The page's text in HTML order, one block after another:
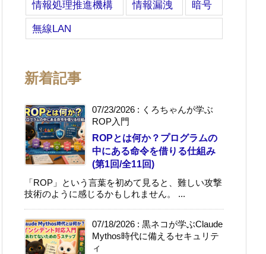
情報処理推進機構
情報漏洩
暗号
無線LAN
新着記事
07/23/2026 : くろちゃんが学ぶ
ROP入門
ROPとは何か？プログラムの
中にある命令を借りる仕組み
(第1回/全11回)
「ROP」という言葉を初めて見ると、難しい攻撃
技術のように感じるかもしれません。 ...
07/18/2026 : 黒ネコが学ぶClaude
Mythos時代に備えるセキュリテ
ィ